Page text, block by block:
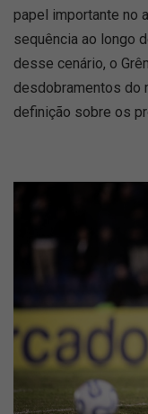
papel importante no
sequência ao longo
desse cenário, o
desdobramentos do
definição sobre os